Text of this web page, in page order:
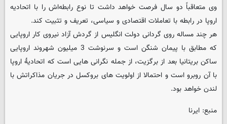
وی متعاقباً دو سال فرصت خواهد داشت تا نوع رابطه‌اش را با اتحادیه
اروپا در رابطه با تعاملات اقتصادی و سیاسی، تعریف و تثبیت کند.
هر چند مساله روی گردانی دولت انگلیس از گردش آزاد نیروی کار اروپایی
که مطابق با پیمان شنگن است و سرنوشت 3 میلیون شهروند اروپایی
ساکن بریتانیا بعد از برگزیت، از جمله نگرانی هایی است که اتحادیۀ اروپا
با آن روبرو است و احتمالا از اولویت های بروکسل در جریان مذاکراتش با
لندن خواهد بود.
منبع: ایرنا